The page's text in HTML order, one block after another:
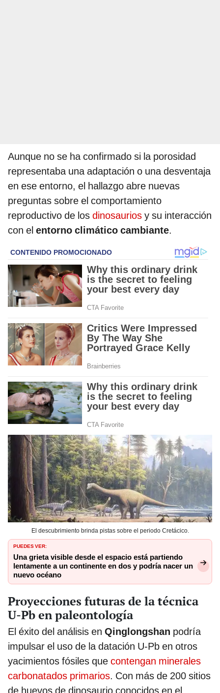
Aunque no se ha confirmado si la porosidad
representaba una adaptación o una desventaja
en ese entorno, el hallazgo abre nuevas
preguntas sobre el comportamiento
reproductivo de los dinosaurios y su interacción
con el entorno climático cambiante.
El descubrimiento brinda pistas sobre el periodo Cretácico.
PUEDES VER:
Una grieta visible desde el espacio está partiendo
lentamente a un continente en dos y podría nacer un
nuevo océano
Proyecciones futuras de la técnica
U-Pb en paleontología
El éxito del análisis en Qinglongshan podría
impulsar el uso de la datación U-Pb en otros
yacimientos fósiles que contengan minerales
carbonatados primarios. Con más de 200 sitios
de huevos de dinosaurio conocidos en el